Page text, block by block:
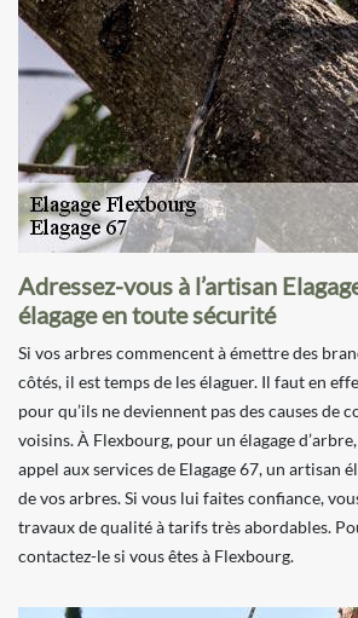
Adressez-vous à l’artisan
élagage en toute sécurité
Si vos arbres commencent à émettre des
côtés, il est temps de les élaguer. Il faut en
pour qu’ils ne deviennent pas des causes de
voisins. À Flexbourg, pour un élagage
appel aux services de Elagage 67, un artisan
de vos arbres. Si vous lui faites confiance,
travaux de qualité à tarifs très abordables.
contactez-le si vous êtes à Flexbourg.